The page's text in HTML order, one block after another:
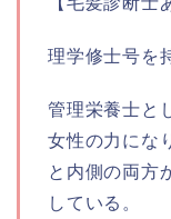
理学修士号を
管理栄養士と
女性の力にな
と内側の両方
している。